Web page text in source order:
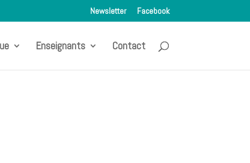
Newsletter Facebook
Enseignants Contact